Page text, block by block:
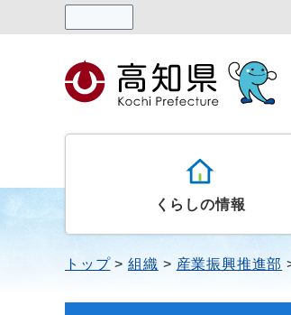
くらしの情報
トップ 組織 産業振興推進部